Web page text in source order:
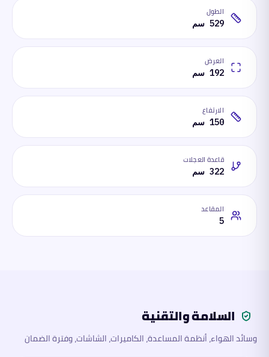
الطول
529 سم
العرض
192 سم
الارتفاع
150 سم
قاعدة العجلات
322 سم
المقاعد
5
السلامة والتقنية
وسائد الهواء، أنظمة المساعدة، الكاميرات، الشاشات، وفترة الضمان